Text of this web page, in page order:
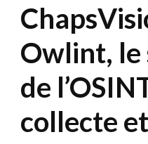
Owlint, le
de
collecte